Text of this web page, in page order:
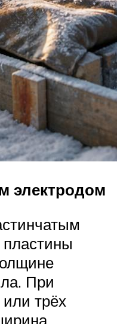
электродом
При
трёх